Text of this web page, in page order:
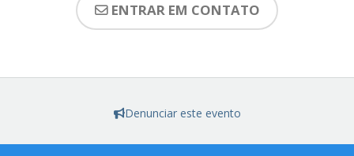
ENTRAR EM CONTATO
Denunciar este evento